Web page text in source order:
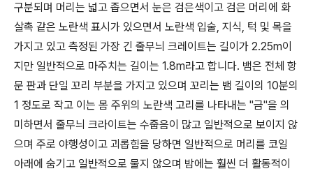
구분되며 머리는 넓고 좁으면서 눈은 검은색이고 검은 머리에 화
살촉 같은 노란색 표시가 있으면서 노란색 입술, 지식, 턱 및 목을
가지고 있고 측정된 가장 긴 줄무늬 크레이트는 길이가 2.25m이
지만 일반적으로 마주치는 길이는 1.8m라고 합니다. 뱀은 전체 항
문 판과 단일 꼬리 부분을 가지고 있으며 꼬리는 뱀 길이의 10분의
1 정도로 작고 이는 몸 주위의 노란색 고리를 나타내는 "금"을 의
미하면서 줄무늬 크라이트는 수줍음이 많고 일반적으로 보이지 않
으며 주로 야행성이고 괴롭힘을 당하면 일반적으로 머리를 코일
아래에 숨기고 일반적으로 물지 않으며 밤에는 훨씬 더 활동적이